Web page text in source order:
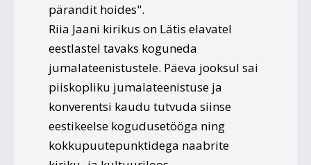
pärandit hoides".
Riia Jaani kirikus on Lätis elavatel
eestlastel tavaks koguneda
jumalateenistustele. Päeva jooksul sai
piiskopliku jumalateenistuse ja
konverentsi kaudu tutvuda siinse
eestikeelse kogudusetööga ning
kokkupuutepunktidega naabrite